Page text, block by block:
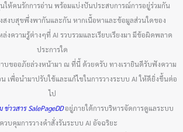
ให้คนรักการอ่าน พร้อมแบ่งปันประสบการณ์การอยู่ร่วมกัน
สงบสุขพึ่งพากันและกัน หากเนื้อหาและข้อมูลส่วนใดของ
งความรู้ต่างๆที่ AI รวบรวมและเรียบเรียงมา มีข้อผิดพลาด
ประการใด
าบขออภัยล่วงหน้ามา ณ ที่นี้ ด้วยครับ ทางเรายินดีรับฟังความ
เพื่อนำมาปรับใช้และแก้ไขในการวางระบบ AI ให้ดียิ่งขึ้นต่อ
ไป
าวสาร SalePageDDอยู่ภายใต้การบริหารจัดการดูแลระบบ
วบคุมการวางคำสั่งรันระบบ AI อัจฉริยะ